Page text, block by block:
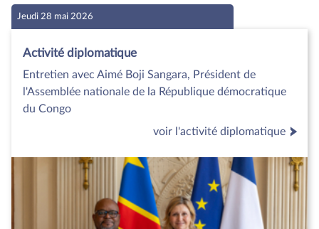
Jeudi 28 mai 2026
Activité diplomatique
Entretien avec Aimé Boji Sangara, Président de
l'Assemblée nationale de la République démocratique
du Congo
voir l'activité diplomatique